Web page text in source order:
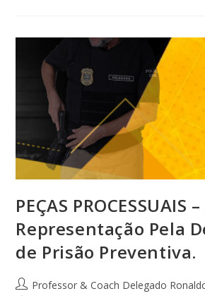
PEÇAS PROCESSUAIS
Representação Pela
de Prisão Preventiva.
Professor & Coach Delegado